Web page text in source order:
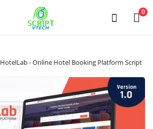
Powered by 0
HotelLab - Online Hotel Booking Platform Script